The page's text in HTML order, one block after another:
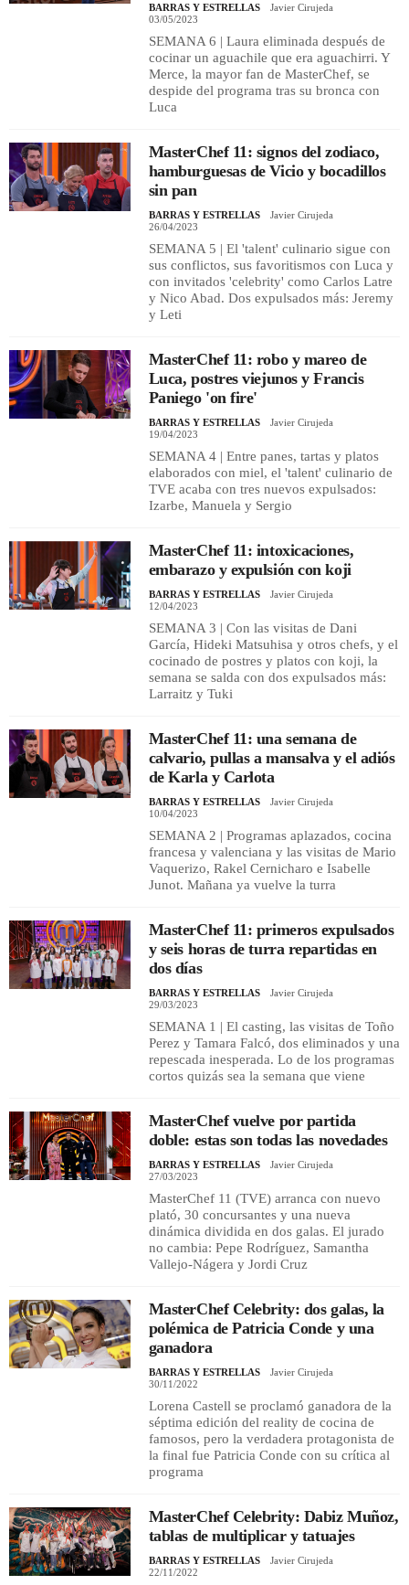
BARRAS Y ESTRELLAS
Javier Cirujeda
03/05/2023
SEMANA 6 | Laura eliminada después de
cocinar un aguachile que era aguachirri. Y
Merce, la mayor fan de MasterChef, se
despide del programa tras su bronca con
Luca
MasterChef 11: signos del zodiaco,
hamburguesas de Vicio y bocadillos
sin pan
BARRAS Y ESTRELLAS
Javier Cirujeda
26/04/2023
SEMANA 5 | El 'talent' culinario sigue con
sus conflictos, sus favoritismos con Luca y
con invitados 'celebrity' como Carlos Latre
y Nico Abad. Dos expulsados más: Jeremy
y Leti
MasterChef 11: robo y mareo de
Luca, postres viejunos y Francis
Paniego 'on fire'
BARRAS Y ESTRELLAS
Javier Cirujeda
19/04/2023
SEMANA 4 | Entre panes, tartas y platos
elaborados con miel, el 'talent' culinario de
TVE acaba con tres nuevos expulsados:
Izarbe, Manuela y Sergio
MasterChef 11: intoxicaciones,
embarazo y expulsión con koji
BARRAS Y ESTRELLAS
Javier Cirujeda
12/04/2023
SEMANA 3 | Con las visitas de Dani
García, Hideki Matsuhisa y otros chefs, y el
cocinado de postres y platos con koji, la
semana se salda con dos expulsados más:
Larraitz y Tuki
MasterChef 11: una semana de
calvario, pullas a mansalva y el adiós
de Karla y Carlota
BARRAS Y ESTRELLAS
Javier Cirujeda
10/04/2023
SEMANA 2 | Programas aplazados, cocina
francesa y valenciana y las visitas de Mario
Vaquerizo, Rakel Cernicharo e Isabelle
Junot. Mañana ya vuelve la turra
MasterChef 11: primeros expulsados
y seis horas de turra repartidas en
dos días
BARRAS Y ESTRELLAS
Javier Cirujeda
29/03/2023
SEMANA 1 | El casting, las visitas de Toño
Perez y Tamara Falcó, dos eliminados y una
repescada inesperada. Lo de los programas
cortos quizás sea la semana que viene
MasterChef vuelve por partida
doble: estas son todas las novedades
BARRAS Y ESTRELLAS
Javier Cirujeda
27/03/2023
MasterChef 11 (TVE) arranca con nuevo
plató, 30 concursantes y una nueva
dinámica dividida en dos galas. El jurado
no cambia: Pepe Rodríguez, Samantha
Vallejo-Nágera y Jordi Cruz
MasterChef Celebrity: dos galas, la
polémica de Patricia Conde y una
ganadora
BARRAS Y ESTRELLAS
Javier Cirujeda
30/11/2022
Lorena Castell se proclamó ganadora de la
séptima edición del reality de cocina de
famosos, pero la verdadera protagonista de
la final fue Patricia Conde con su crítica al
programa
MasterChef Celebrity: Dabiz Muñoz,
tablas de multiplicar y tatuajes
BARRAS Y ESTRELLAS
Javier Cirujeda
22/11/2022